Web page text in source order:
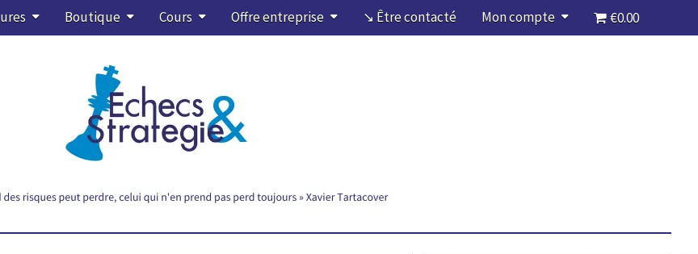
Boutique Cours Offre entreprise ↘ Être contacté Mon compte €0.00